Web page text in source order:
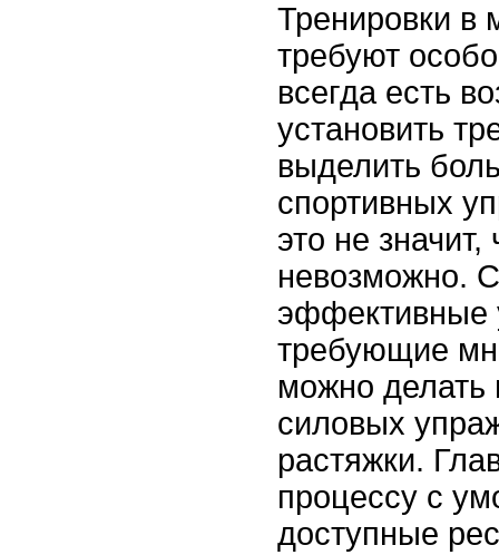
Тренировки в
требуют
всегда есть
установить
выделить
спортивных
это не значит,
невозможно.
эффективные
требующие
можно делать
силовых
растяжки.
процессу с
доступные